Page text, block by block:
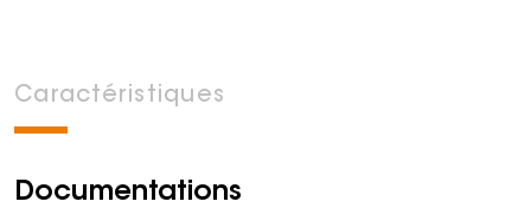
Caractéristiques
Documentations